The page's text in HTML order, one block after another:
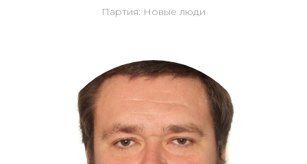
Партия: Новые люди